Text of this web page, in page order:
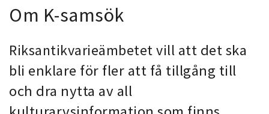
Om K-samsök
Riksantikvarieämbetet vill att det ska
bli enklare för fler att få tillgång till
och dra nytta av all